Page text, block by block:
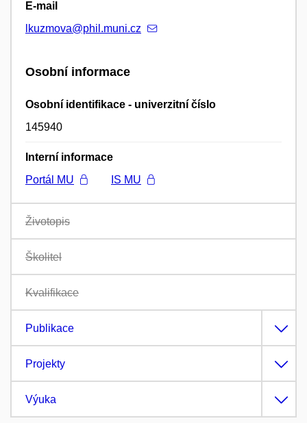
E-mail
lkuzmova@phil.muni.cz
Osobní informace
Osobní identifikace - univerzitní číslo
145940
Interní informace
Portál MU
IS MU
Životopis
Školitel
Kvalifikace
Publikace
Projekty
Výuka